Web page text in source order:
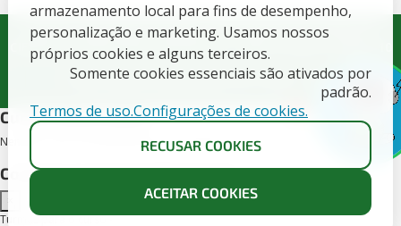
X
armazenamento local para fins de desempenho,
personalização e marketing. Usamos nossos
próprios cookies e alguns terceiros.
Somente cookies essenciais são ativados por
padrão.
Termos de uso.Configurações de cookies.
RECUSAR COOKIES
ACEITAR COOKIES
Governo do Estado de Goiás. SECRETARIA DE ESTADO DE
CIENCIA, TECNOLOGIA E INOVACAO - CNPJ: 21.652.711/0001-10
Todos direitos Reservados CETT/UFG - 2025.
Cursos deste edital
Nenhum curso encontrado para este edital.
Conheça as turmas disponíveis
Turmas para o curso -